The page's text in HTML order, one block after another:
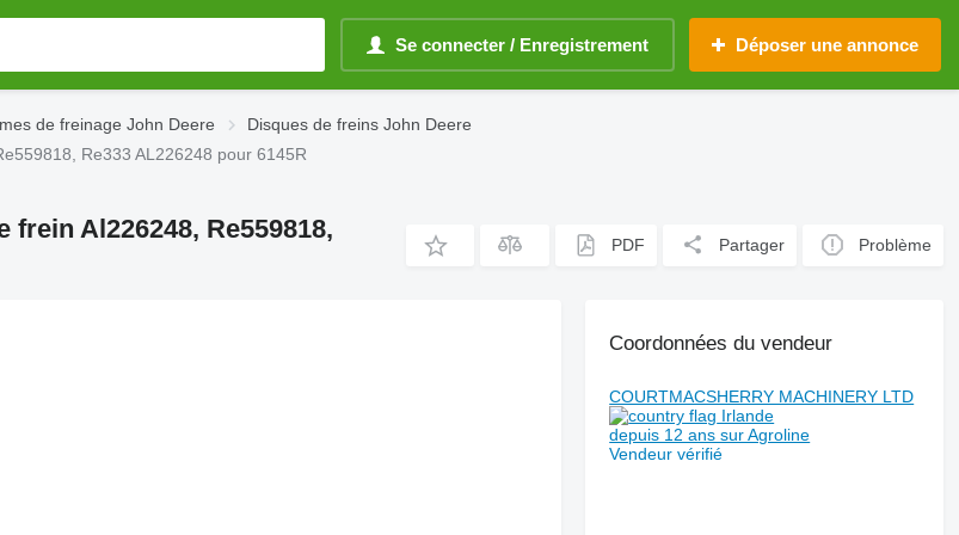
Se connecter / Enregistrement Déposer une annonce
de freinage John Deere
Disques de freins John Deere
Re333 AL226248 pour 6145R
frein Al226248, Re559818,
PDF Partager Problème
Coordonnées du vendeur
COURTMACSHERRY MACHINERY LTD
Irlande
depuis 12 ans sur Agroline
Vendeur vérifié